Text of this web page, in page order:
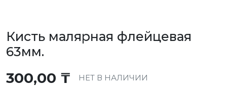
Кисть малярная флейцевая
63мм.
300,00 ₸ НЕТ В НАЛИЧИИ